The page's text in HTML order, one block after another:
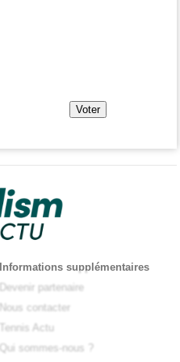
Informations supplémentaires
Devenir partenaire
Nous contacter
Tennis Actu
Qui sommes-nous ?